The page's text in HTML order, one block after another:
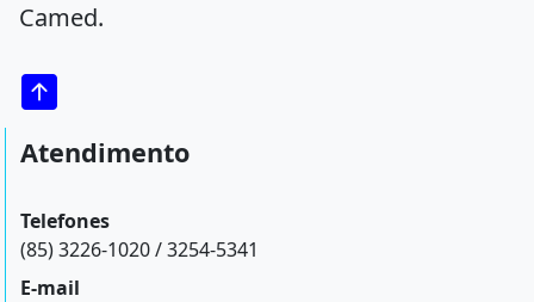
Camed.
Atendimento
Telefones
(85) 3226-1020 / 3254-5341
E-mail